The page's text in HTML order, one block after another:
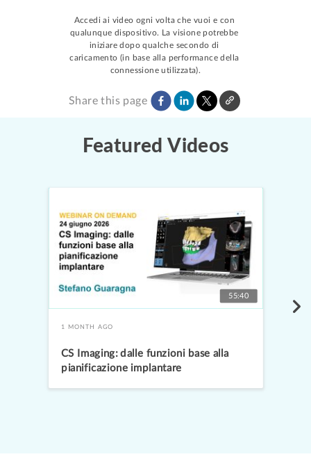
Accedi ai video ogni volta che vuoi e con
qualunque dispositivo. La visione potrebbe
iniziare dopo qualche secondo di
caricamento (in base alla performance della
connessione utilizzata).
Share this page
Featured Videos
55:40
1 MONTH AGO
CS Imaging: dalle funzioni base alla
pianificazione implantare